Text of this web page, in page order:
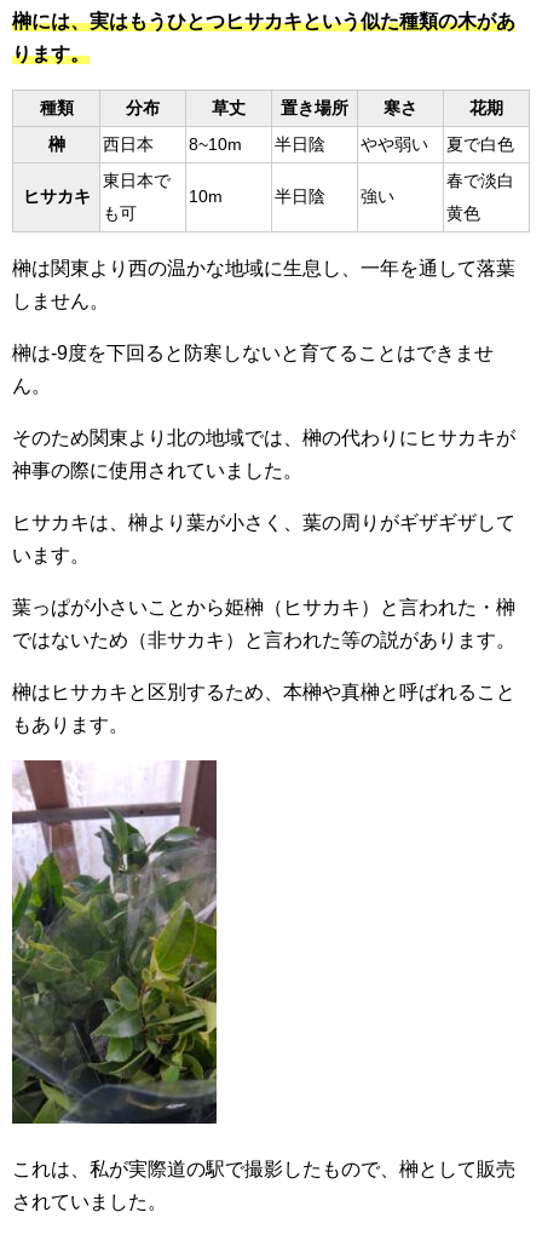
榊には、実はもうひとつヒサカキという似た種類の木があ
ります。
種類 分布 草丈 置き場所 寒さ
花期
榊
西日本 8~10m 半日陰 やや弱い 夏で白色
ヒサカキ
東日本で
も可
10m 半日陰 強い
春で淡白
黄色
榊は関東より西の温かな地域に生息し、一年を通して落葉
しません。
榊は-9度を下回ると防寒しないと育てることはできませ
ん。
そのため関東より北の地域では、榊の代わりにヒサカキが
神事の際に使用されていました。
ヒサカキは、榊より葉が小さく、葉の周りがギザギザして
います。
葉っぱが小さいことから姫榊（ヒサカキ）と言われた・榊
ではないため（非サカキ）と言われた等の説があります。
榊はヒサカキと区別するため、本榊や真榊と呼ばれること
もあります。
これは、私が実際道の駅で撮影したもので、榊として販売
されていました。